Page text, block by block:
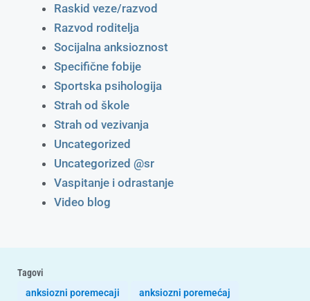
Raskid veze/razvod
Razvod roditelja
Socijalna anksioznost
Specifične fobije
Sportska psihologija
Strah od škole
Strah od vezivanja
Uncategorized
Uncategorized @sr
Vaspitanje i odrastanje
Video blog
Tagovi
anksiozni poremecaji
anksiozni poremećaj